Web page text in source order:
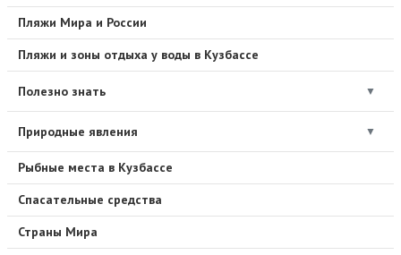
Пляжи Мира и России
Пляжи и зоны отдыха у воды в Кузбассе
Полезно знать ▼
Природные явления ▼
Рыбные места в Кузбассе
Спасательные средства
Страны Мира